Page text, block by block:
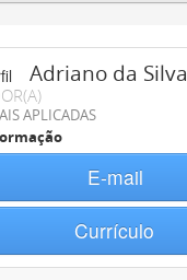
Adriano da Silva
APLICADAS
E-mail
Currículo